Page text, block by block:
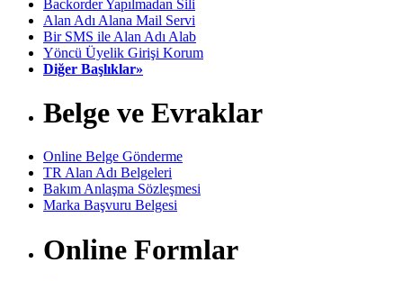
Backorder Yapılmadan Sili
Alan Adı Alana Mail Servi
Bir SMS ile Alan Adı Alab
Yöncü Üyelik Girişi Korum
Diğer Başlıklar»
Belge ve Evraklar
Online Belge Gönderme
TR Alan Adı Belgeleri
Bakım Anlaşma Sözleşmesi
Marka Başvuru Belgesi
Online Formlar